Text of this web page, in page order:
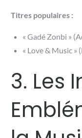
Titres populaires :
« Gadé Zonbi »
« Love & Music
3. Les